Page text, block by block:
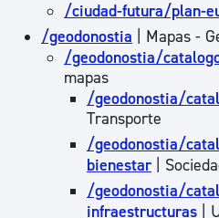
/ciudad-futura/plan-
/geodonostia | Mapas -
/geodonostia/
mapas
/geodonostia/
Transporte
/geodonostia/
bienestar|
/geodonostia/
infraestructuras |